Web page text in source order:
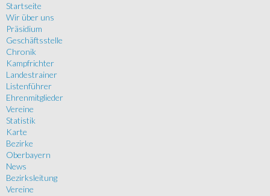
Startseite
Wir über uns
Präsidium
Geschäftsstelle
Chronik
Kampfrichter
Landestrainer
Listenführer
Ehrenmitglieder
Vereine
Statistik
Karte
Bezirke
Oberbayern
News
Bezirksleitung
Vereine